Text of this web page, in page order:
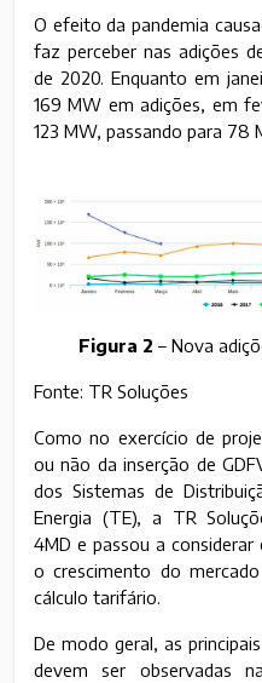
O efeito da pandemia
faz perceber nas adições
de 2020. Enquanto em
169 MW em adições, em
123 MW, passando para 78
Figura 2 – Nova
Fonte: TR Soluções
Como no exercício de
ou não da inserção de
dos Sistemas de
Energia (TE), a TR
4MD e passou a
o crescimento do
cálculo tarifário.
De modo geral, as
devem ser observadas